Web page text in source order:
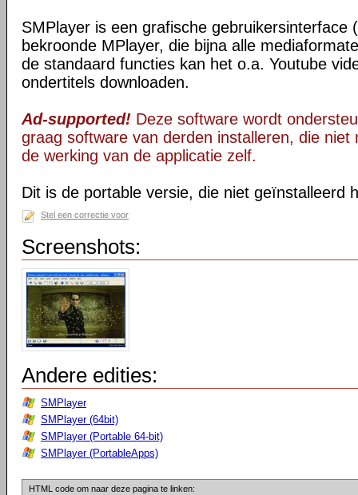
SMPlayer is een grafische gebruikersinterface
bekroonde MPlayer, die bijna alle
de standaard functies kan het o.a. Youtube
ondertitels downloaden.
Ad-supported! Deze software wordt
graag software van derden installeren, die niet
de werking van de applicatie zelf.
Dit is de portable versie, die niet geïnstalleerd
Stel een correctie voor
Screenshots:
Andere edities:
SMPlayer
SMPlayer (64bit)
SMPlayer (Portable 64-bit)
SMPlayer (PortableApps)
HTML code om naar deze pagina te linken: